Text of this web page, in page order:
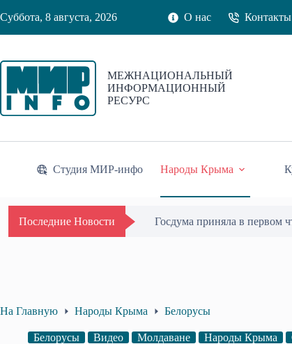
к
Суббота, 8 августа, 2026 О нас Контакты
МЕЖНАЦИОНАЛЬНЫЙ
ИНФОРМАЦИОННЫЙ
РЕСУРС
Студия МИР-инфо Народы Крыма
Последние Новости В Крыму представили
На Главную Народы Крыма Белорусы
Белорусы Видео Молдаване Народы Крыма